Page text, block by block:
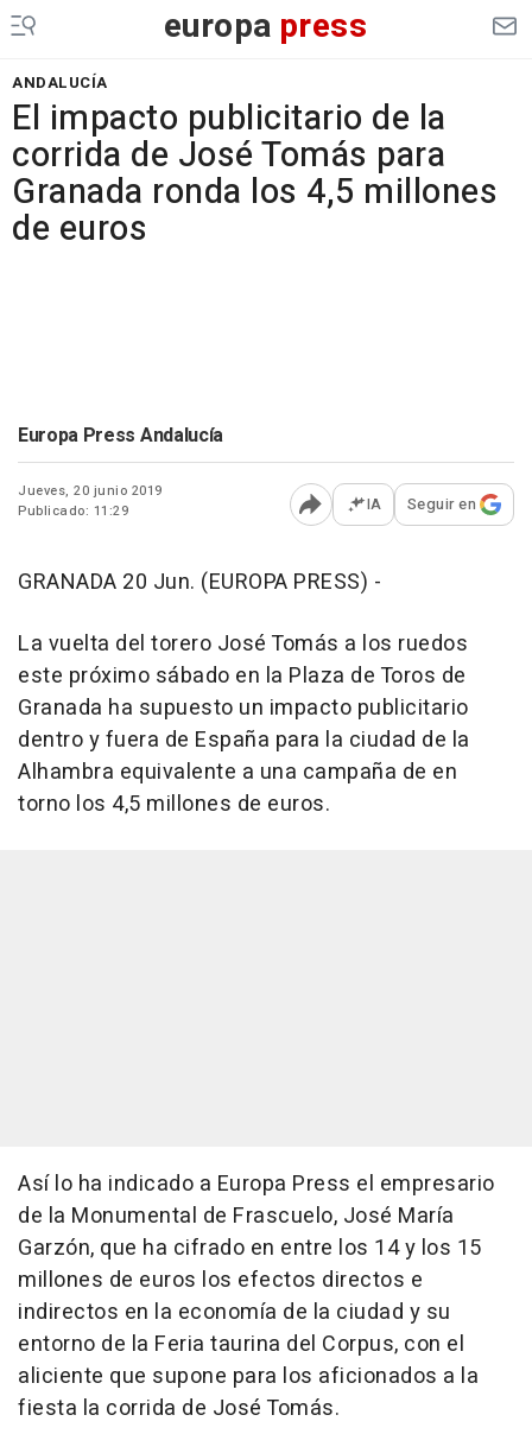
europa press
ANDALUCÍA
El impacto publicitario de la
corrida de José Tomás para
Granada ronda los 4,5 millones
de euros
Europa Press Andalucía
Jueves, 20 junio 2019
Publicado: 11:29
Abrir opciones para
IA Seguir en
GRANADA 20 Jun. (EUROPA PRESS) -
La vuelta del torero José Tomás a los ruedos
este próximo sábado en la Plaza de Toros de
Granada ha supuesto un impacto publicitario
dentro y fuera de España para la ciudad de la
Alhambra equivalente a una campaña de en
torno los 4,5 millones de euros.
Así lo ha indicado a Europa Press el empresario
de la Monumental de Frascuelo, José María
Garzón, que ha cifrado en entre los 14 y los 15
millones de euros los efectos directos e
indirectos en la economía de la ciudad y su
entorno de la Feria taurina del Corpus, con el
aliciente que supone para los aficionados a la
fiesta la corrida de José Tomás.